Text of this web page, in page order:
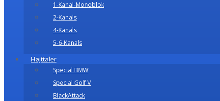
1-Kanal-Monoblok
2-Kanals
4-Kanals
5-6-Kanals
Højttaler
Special BMW
Special Golf V
BlackAttack